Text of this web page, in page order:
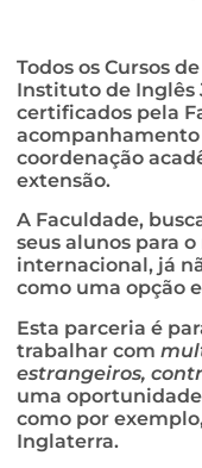
Todos os Cursos
Instituto de Inglês
certificados pela
coordenação
extensão.
A Faculdade,
seus alunos para
internacional, já
como uma opção
Esta parceria é
trabalhar com
estrangeiros,
uma
como por
Inglaterra.